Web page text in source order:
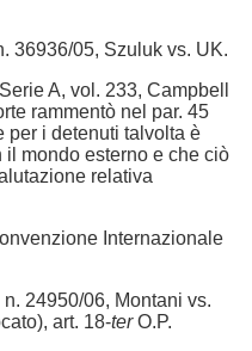
36936/05, Szuluk vs. UK.
A, vol. 233, Campbell
rammentò nel par. 45
per i detenuti talvolta è
il mondo esterno e che ciò
relativa
Internazionale
24950/06, Montani vs.
art. 18-terO.P.